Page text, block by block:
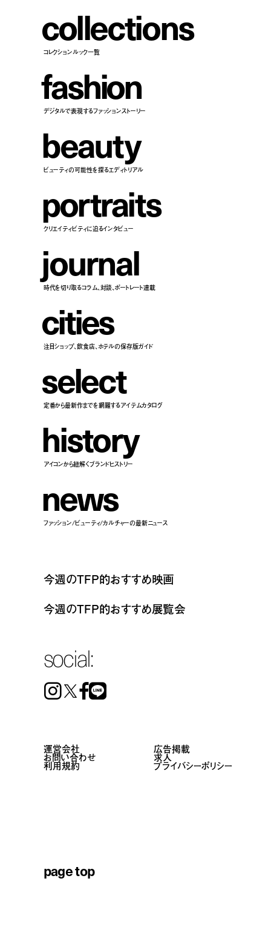
collections
コレクションルック一覧
fashion
デジタルで表現するファッションストーリー
beauty
ビューティの可能性を探るエディトリアル
portraits
クリエイティビティに迫るインタビュー
journal
時代を切り取るコラム、対談、ポートレート連載
cities
注目ショップ、飲食店、ホテルの保存版ガイド
select
定番から最新作までを網羅するアイテムカタログ
history
アイコンから紐解くブランドヒストリー
news
ファッション/ビューティ/カルチャーの最新ニュース
今週のTFP的おすすめ映画
今週のTFP的おすすめ展覧会
social:
Instagram FacebookLine
運営会社 広告掲載
お問い合わせ 求人
利用規約 プライバシーポリシー
page top